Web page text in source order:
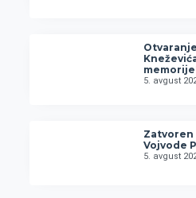
5. avgust
Zatvoren
Vojvode
5. avgust